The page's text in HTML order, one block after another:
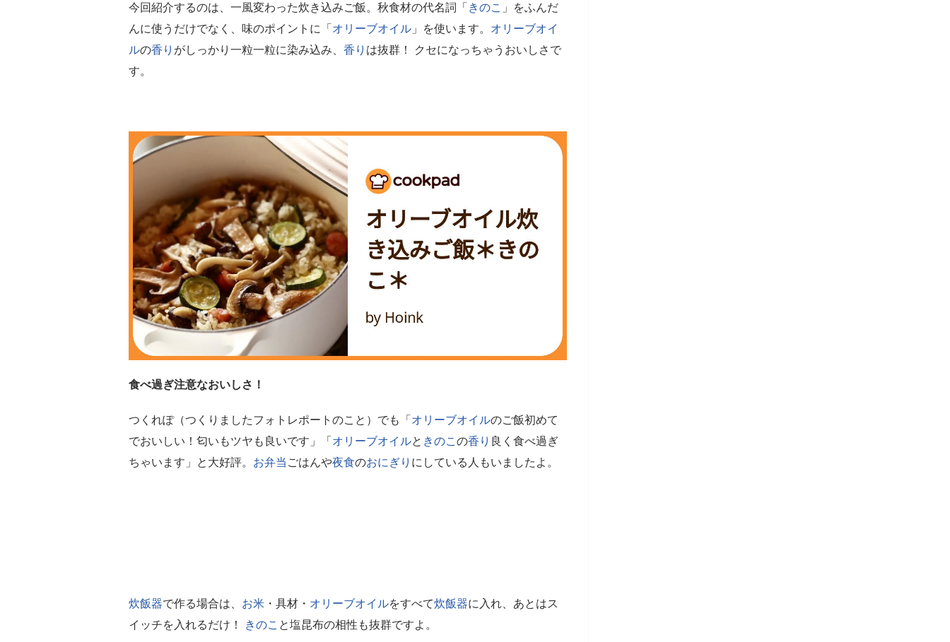
今回紹介するのは、一風変わった炊き込みご飯。秋食材の代名詞「 きのこ 」をふんだ
んに使うだけでなく、味のポイントに「 オリーブオイル 」を使います。 オリーブオイ
ルの香り がしっかり一粒一粒に染み込み、 香り は抜群！ クセになっちゃうおいしさで
す。
食べ過ぎ注意なおいしさ！
つくれぽ（つくりましたフォトレポートのこと）でも「 オリーブオイルのご飯初めて
でおいしい！匂いもツヤも良いです」「 オリーブオイルと きのこ の香り 良く食べ過ぎ
ちゃいます」と大好評。 お弁当 ごはんや夜食のおにぎり にしている人もいましたよ。
炊飯器で作る場合は、 お米 ・具材・ オリーブオイルをすべて炊飯器に入れ、あとはス
イッチを入れるだけ！
きのこ と塩昆布の相性も抜群ですよ。